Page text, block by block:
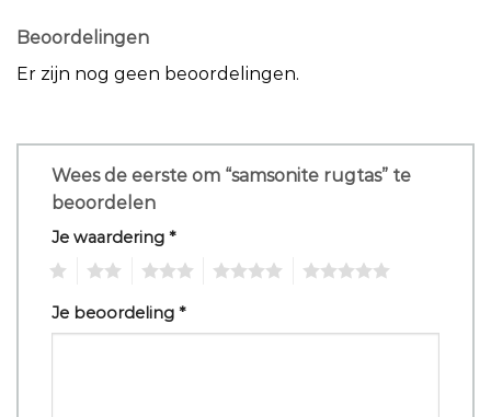
Beoordelingen
Er zijn nog geen beoordelingen.
Wees de eerste om “samsonite rugtas” te
beoordelen
Je waardering *
Je beoordeling *